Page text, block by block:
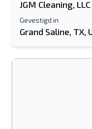
JGM Cleaning, LLC
Gevestigd in
Grand Saline, TX,